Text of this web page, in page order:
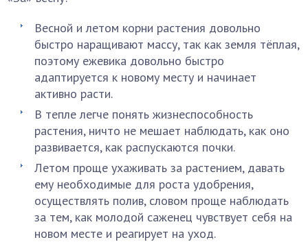
Весной и летом корни растения довольно
быстро наращивают массу, так как земля тёплая,
поэтому ежевика довольно быстро
адаптируется к новому месту и начинает
активно расти.
В тепле легче понять жизнеспособность
растения, ничто не мешает наблюдать, как оно
развивается, как распускаются почки.
Летом проще ухаживать за растением, давать
ему необходимые для роста удобрения,
осуществлять полив, словом проще наблюдать
за тем, как молодой саженец чувствует себя на
новом месте и реагирует на уход.